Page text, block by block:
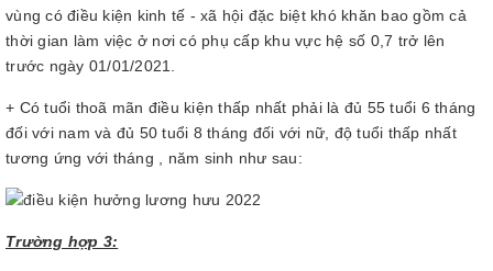
vùng có điều kiện kinh tế - xã hội đặc biệt khó khăn bao gồm cả
thời gian làm việc ở nơi có phụ cấp khu vực hệ số 0,7 trở lên
trước ngày 01/01/2021.
+ Có tuổi thoã mãn điều kiện thấp nhất phải là đủ 55 tuổi 6 tháng
đối với nam và đủ 50 tuổi 8 tháng đối với nữ, độ tuổi thấp nhất
tương ứng với tháng , năm sinh như sau:
Trường hợp 3: